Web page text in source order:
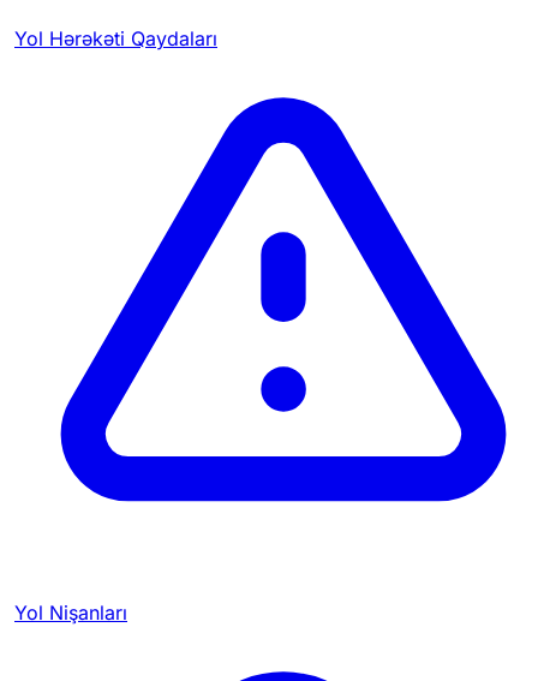
Yol Hərəkəti Qaydaları
Yol Nişanları